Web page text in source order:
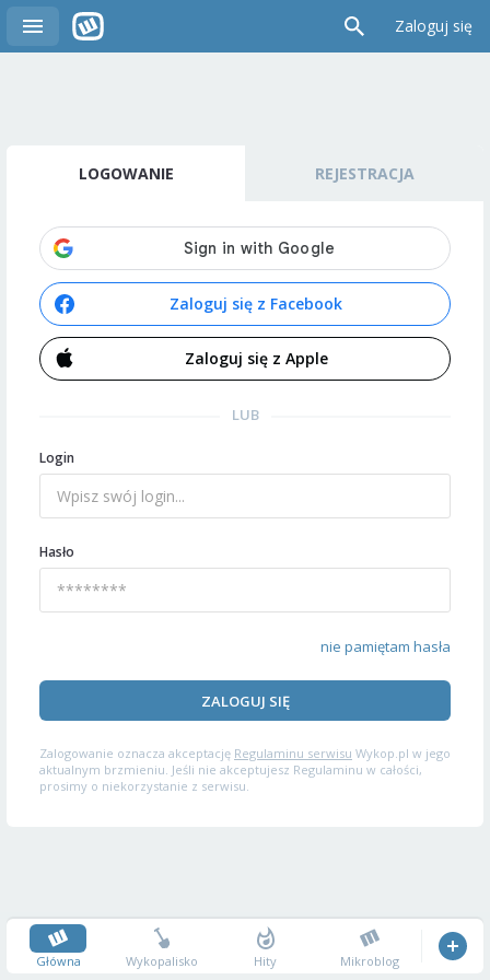
Zaloguj się
LOGOWANIE REJESTRACJA
Zaloguj się z Facebook
Zaloguj się z Apple
LUB
Login
Hasło
nie pamiętam hasła
ZALOGUJ SIĘ
Zalogowanie oznacza akceptację Regulaminu serwisu Wykop.pl w jego
aktualnym brzmieniu. Jeśli nie akceptujesz Regulaminu w całości,
prosimy o niekorzystanie z serwisu.
Główna Wykopalisko Hity Mikroblog